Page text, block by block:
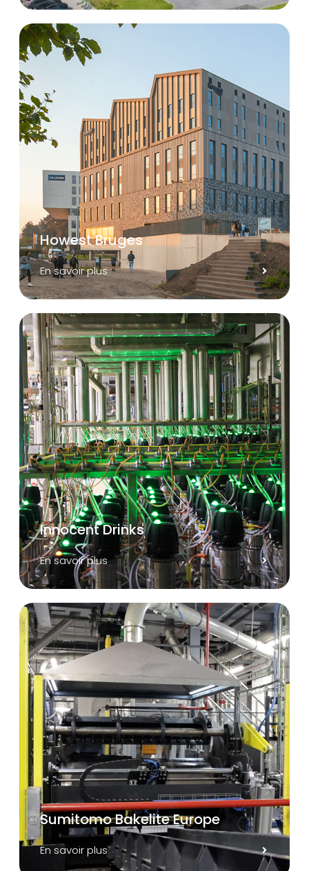
Howest Bruges
En savoir plus
Innocent Drinks
En savoir plus
Sumitomo Bakelite Europe
En savoir plus